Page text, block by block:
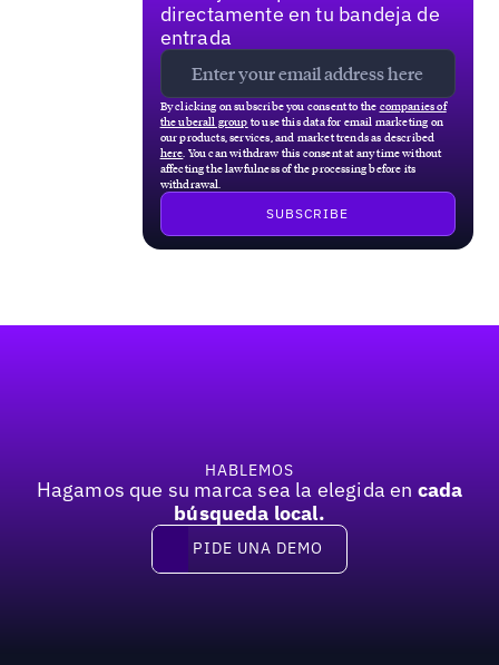
directamente en tu bandeja de
entrada
By clicking on subscribe you consent to the companies of
the uberall group to use this data for email marketing on
our products, services, and market trends as described
here . You can withdraw this consent at any time without
affecting the lawfulness of the processing before its
withdrawal.
HABLEMOS
Hagamos que su marca sea la elegida en cada
búsqueda local.
Pide una demo
PIDE UNA DEMO